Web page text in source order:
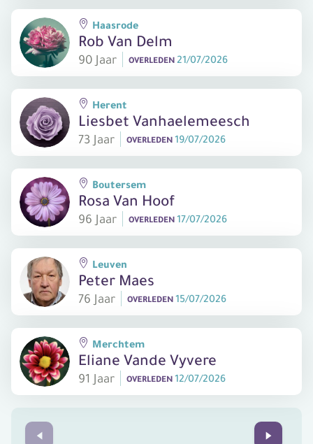
Rob Van Delm
90 Jaar
Haasrode
OVERLEDEN 21/07/2026
Liesbet Vanhaelemeesch
73 Jaar
Herent
OVERLEDEN 19/07/2026
Rosa Van Hoof
96 Jaar
Boutersem
OVERLEDEN 17/07/2026
Peter Maes
76 Jaar
Leuven
OVERLEDEN 15/07/2026
Eliane Vande Vyvere
91 Jaar
Merchtem
OVERLEDEN 12/07/2026
Prev Next